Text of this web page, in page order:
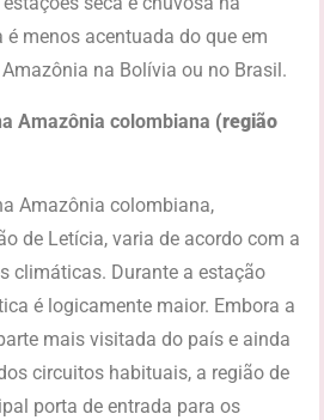
menos acentuada do que em
na Bolívia ou no Brasil.
Amazônia colombiana (região
Amazônia colombiana,
de Letícia, varia de acordo com a
climáticas. Durante a estação
é logicamente maior. Embora a
mais visitada do país e ainda
circuitos habituais, a região de
porta de entrada para os